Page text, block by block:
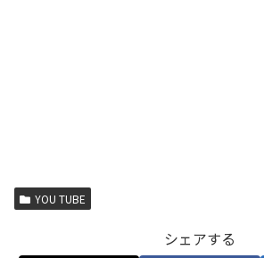
YOU TUBE
シェアする